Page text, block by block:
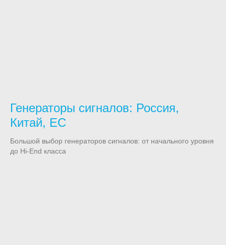
Генераторы сигналов: Россия,
Китай, ЕС
Большой выбор генераторов сигналов: от начального уровня
до Hi-End класса